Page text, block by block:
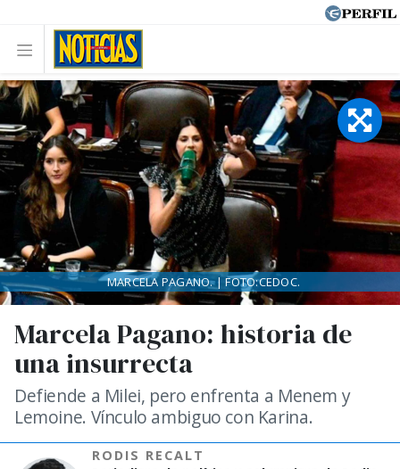
Marcela Pagano: historia de
una insurrecta
Defiende a Milei, pero enfrenta a Menem y
Lemoine. Vínculo ambiguo con Karina.
RODIS RECALT
MARCELA PAGANO. | FOTO:CEDOC.